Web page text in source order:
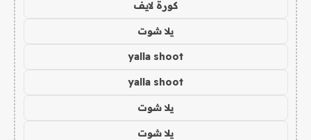
كورة لايف
يلا شوت
yalla shoot
yalla shoot
يلا شوت
يلا شوت